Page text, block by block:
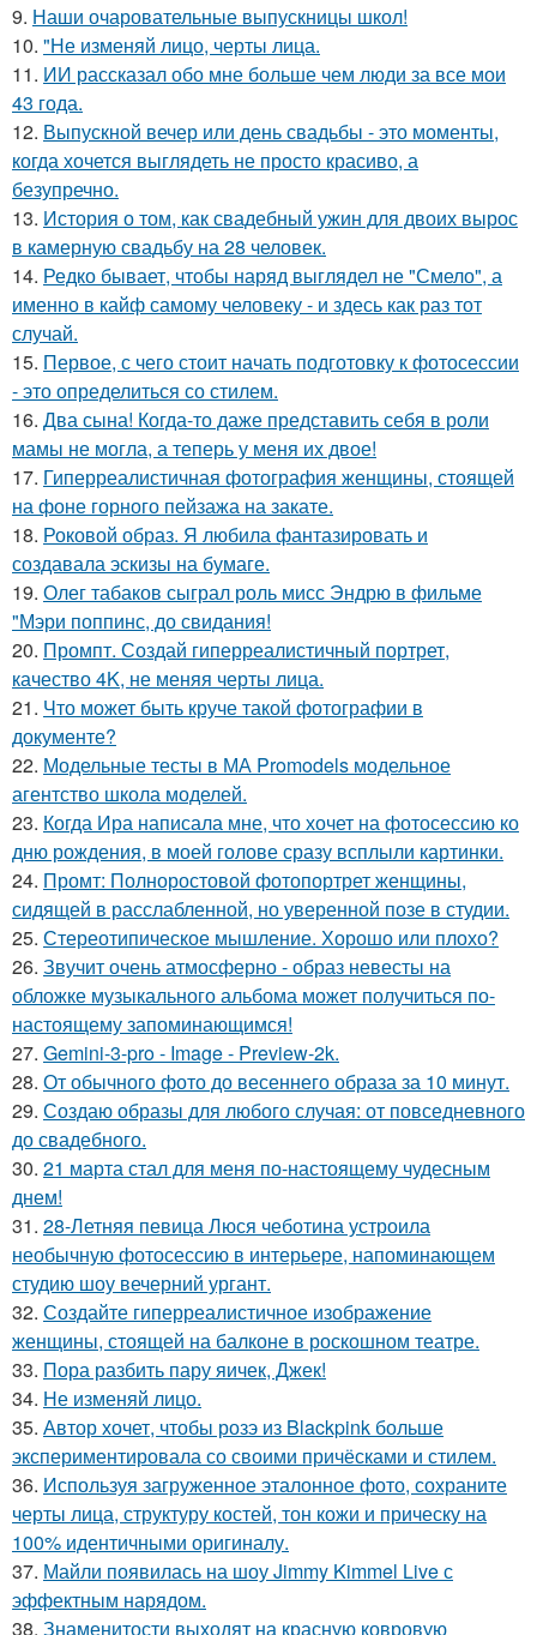
9. Наши очаровательные выпускницы школ!
10. "Не изменяй лицо, черты лица.
11. ИИ рассказал обо мне больше чем люди за все мои
43 года.
12. Выпускной вечер или день свадьбы - это моменты,
когда хочется выглядеть не просто красиво, а
безупречно.
13. История о том, как свадебный ужин для двоих вырос
в камерную свадьбу на 28 человек.
14. Редко бывает, чтобы наряд выглядел не "Смело", а
именно в кайф самому человеку - и здесь как раз тот
случай.
15. Первое, с чего стоит начать подготовку к фотосессии
- это определиться со стилем.
16. Два сына! Когда-то даже представить себя в роли
мамы не могла, а теперь у меня их двое!
17. Гиперреалистичная фотография женщины, стоящей
на фоне горного пейзажа на закате.
18. Роковой образ. Я любила фантазировать и
создавала эскизы на бумаге.
19. Олег табаков сыграл роль мисс Эндрю в фильме
"Мэри поппинс, до свидания!
20. Промпт. Создай гиперреалистичный портрет,
качество 4K, не меняя черты лица.
21. Что может быть круче такой фотографии в
документе?
22. Модельные тесты в МА Promodels модельное
агентство школа моделей.
23. Когда Ира написала мне, что хочет на фотосессию ко
дню рождения, в моей голове сразу всплыли картинки.
24. Промт: Полноростовой фотопортрет женщины,
сидящей в расслабленной, но уверенной позе в студии.
25. Стереотипическое мышление. Хорошо или плохо?
26. Звучит очень атмосферно - образ невесты на
обложке музыкального альбома может получиться по-
настоящему запоминающимся!
27. Gemini-3-pro - Image - Preview-2k.
28. От обычного фото до весеннего образа за 10 минут.
29. Создаю образы для любого случая: от повседневного
до свадебного.
30. 21 марта стал для меня по-настоящему чудесным
днем!
31. 28-Летняя певица Люся чеботина устроила
необычную фотосессию в интерьере, напоминающем
студию шоу вечерний ургант.
32. Создайте гиперреалистичное изображение
женщины, стоящей на балконе в роскошном театре.
33. Пора разбить пару яичек, Джек!
34. Не изменяй лицо.
35. Автор хочет, чтобы розэ из Blackpink больше
экспериментировала со своими причёсками и стилем.
36. Используя загруженное эталонное фото, сохраните
черты лица, структуру костей, тон кожи и прическу на
100% идентичными оригиналу.
37. Майли появилась на шоу Jimmy Kimmel Live с
эффектным нарядом.
38. Знаменитости выходят на красную ковровую